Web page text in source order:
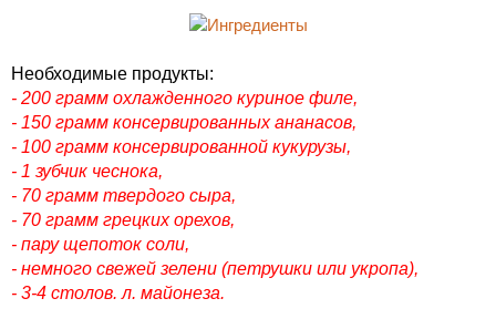
Необходимые продукты:
- 200 грамм охлажденного куриное филе,
- 150 грамм консервированных ананасов,
- 100 грамм консервированной кукурузы,
- 1 зубчик чеснока,
- 70 грамм твердого сыра,
- 70 грамм грецких орехов,
- пару щепоток соли,
- немного свежей зелени (петрушки или укропа),
- 3-4 столов. л. майонеза.